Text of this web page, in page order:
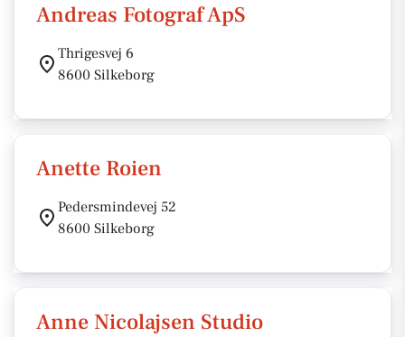
Andreas Fotograf ApS
Thrigesvej 6
8600 Silkeborg
Anette Roien
Pedersmindevej 52
8600 Silkeborg
Anne Nicolajsen Studio